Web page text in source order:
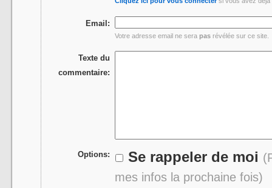
Email:
Votre adresse email ne serapas révélée sur ce site.
Texte du
commentaire:
Options: Se rappeler de moi
mes infos la prochaine fois)